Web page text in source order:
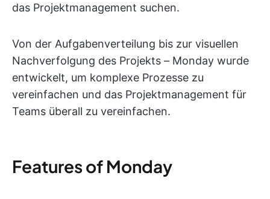
das Projektmanagement suchen.
Von der Aufgabenverteilung bis zur visuellen
Nachverfolgung des Projekts – Monday wurde
entwickelt, um komplexe Prozesse zu
vereinfachen und das Projektmanagement für
Teams überall zu vereinfachen.
Features of Monday